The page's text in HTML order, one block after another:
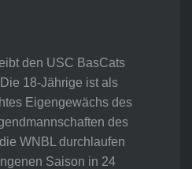
den USC BasCats
18-Jährige ist als
Eigengewächs des
des
WNBL durchlaufen
Saison in 24